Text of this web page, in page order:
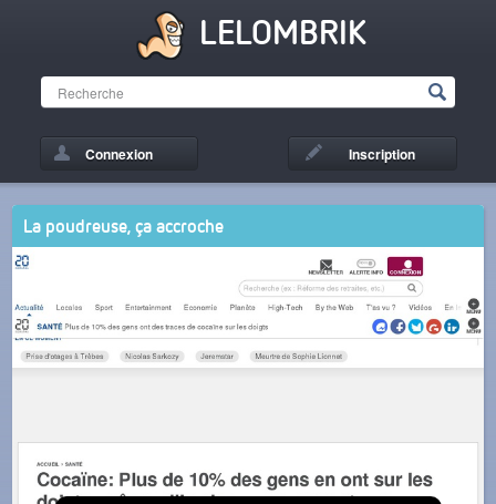
LELOMBRIK
Connexion Inscription
La poudreuse, ça accroche